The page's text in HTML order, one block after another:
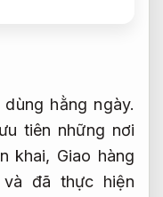
dùng hằng ngày.
tiên những nơi
khai, Giao hàng
đã thực hiện